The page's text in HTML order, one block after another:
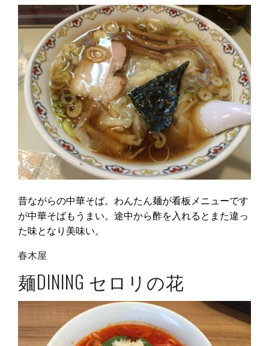
昔ながらの中華そば。わんたん麺が看板メニューです
が中華そばもうまい。途中から酢を入れるとまた違っ
た味となり美味い。
春木屋
麺DINING セロリの花